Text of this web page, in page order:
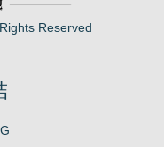
Reserved